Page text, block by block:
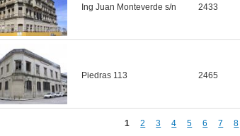
Ing Juan Monteverde s/n 2433
Piedras 113 2465
1 2 3 4 5 6 7 8